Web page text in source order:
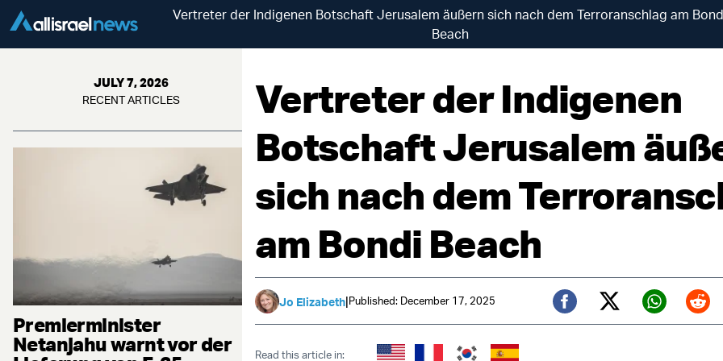
Vertreter der Indigenen Botschaft Jerusalem äußern sich nach dem Terroranschlag am
Beach
JULY 7, 2026
RECENT ARTICLES
Premierminister
Netanjahu warnt vor der
Vertreter der Indigenen
Botschaft Jerusalem
sich nach dem
am Bondi Beach
Jo Elizabeth|Published: December 17, 2025
Facebook
Twitter (X)
Read this article in: